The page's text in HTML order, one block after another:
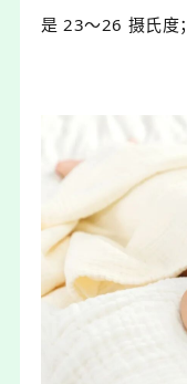
是 23～26 摄氏度；